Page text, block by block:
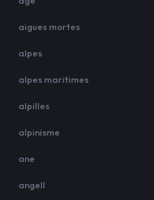
aigues mortes
alpes
alpes maritimes
alpilles
alpinisme
ane
angell